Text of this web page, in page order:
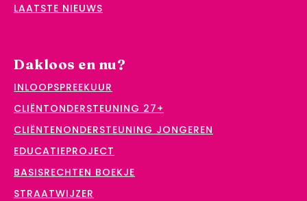
LAATSTE NIEUWS
Dakloos en nu?
INLOOPSPREEKUUR
CLIËNTONDERSTEUNING 27+
CLIËNTENONDERSTEUNING JONGEREN
EDUCATIEPROJECT
BASISRECHTEN BOEKJE
STRAATWIJZER